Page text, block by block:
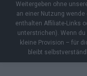
Weitergeben ohne
an einer Nutzung wende
enthalten Affiliate-Links
unterstrichen). Wenn
kleine Provision – für
bleibt